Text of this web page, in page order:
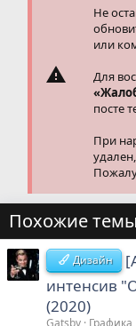
Не
или
Для
посте
При
Похожие темы
Дизайн
интенсив
(2020)
Gatsby